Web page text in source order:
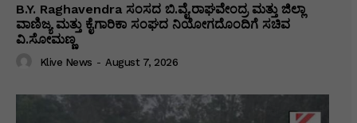
B.Y. Raghavendra ಸಂಸದ ಬಿ.ವೈ.ರಾಘವೇಂದ್ರ ಮತ್ತು ಜಿಲ್ಲಾ
ವಾಣಿಜ್ಯ ಮತ್ತು ಕೈಗಾರಿಕಾ ಸಂಘದ ನಿಯೋಗದೊಂದಿಗೆ ಸಚಿವ
ವಿ‌.ಸೋಮಣ್ಣ
Klive News - August 7, 2026